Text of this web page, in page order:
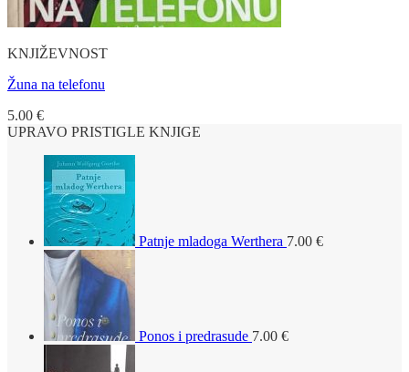
KNJIŽEVNOST
Žuna na telefonu
5.00 €
UPRAVO PRISTIGLE KNJIGE
Patnje mladoga Werthera 7.00 €
Ponos i predrasude 7.00 €